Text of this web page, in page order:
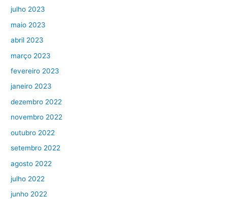
julho 2023
maio 2023
abril 2023
março 2023
fevereiro 2023
janeiro 2023
dezembro 2022
novembro 2022
outubro 2022
setembro 2022
agosto 2022
julho 2022
junho 2022